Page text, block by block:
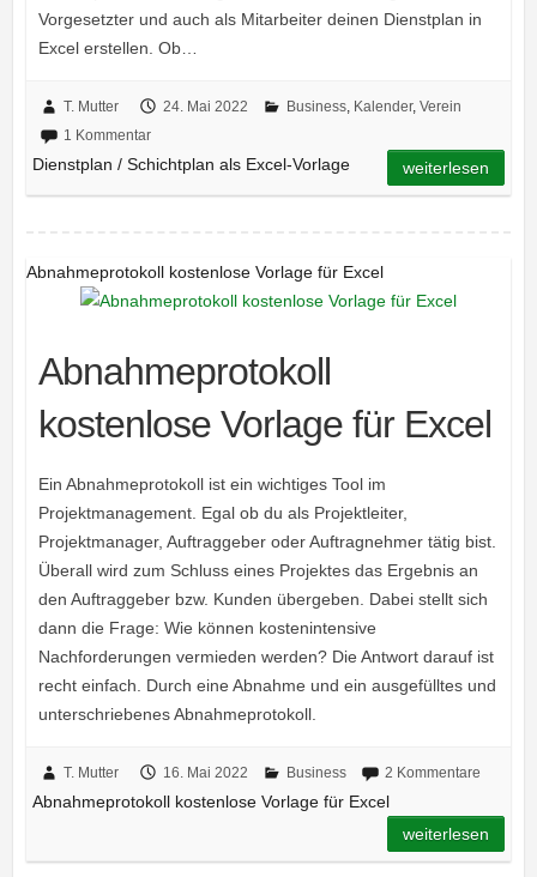
Vorgesetzter und auch als Mitarbeiter deinen Dienstplan in
Excel erstellen. Ob…
T. Mutter 24. Mai 2022 Business, Kalender, Verein
1 Kommentar
Dienstplan / Schichtplan als Excel-Vorlage weiterlesen
Abnahmeprotokoll kostenlose Vorlage für Excel
Abnahmeprotokoll
kostenlose Vorlage für Excel
Ein Abnahmeprotokoll ist ein wichtiges Tool im
Projektmanagement. Egal ob du als Projektleiter,
Projektmanager, Auftraggeber oder Auftragnehmer tätig bist.
Überall wird zum Schluss eines Projektes das Ergebnis an
den Auftraggeber bzw. Kunden übergeben. Dabei stellt sich
dann die Frage: Wie können kostenintensive
Nachforderungen vermieden werden? Die Antwort darauf ist
recht einfach. Durch eine Abnahme und ein ausgefülltes und
unterschriebenes Abnahmeprotokoll.
T. Mutter 16. Mai 2022 Business 2 Kommentare
Abnahmeprotokoll kostenlose Vorlage für Excel
weiterlesen